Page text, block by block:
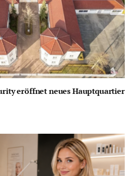
eröffnet neues Hauptquartier